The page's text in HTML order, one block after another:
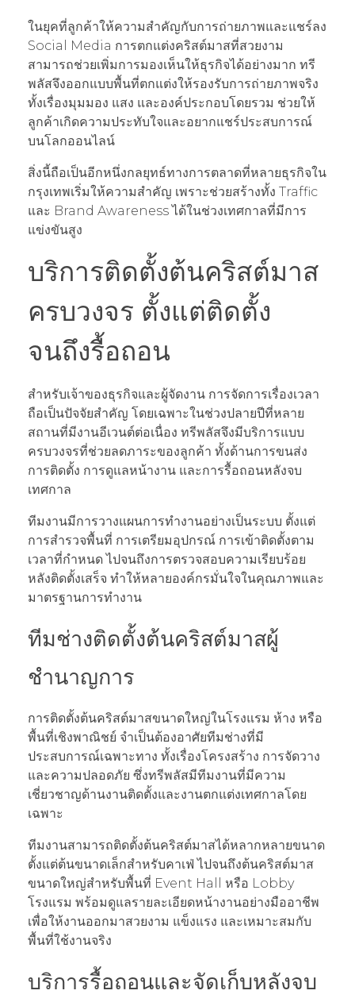
ในยุคที่ลูกค้าให้ความสำคัญกับการถ่ายภาพและแชร์ลง
Social Media การตกแต่งคริสต์มาสที่สวยงาม
สามารถช่วยเพิ่มการมองเห็นให้ธุรกิจได้อย่างมาก ทรี
พลัสจึงออกแบบพื้นที่ตกแต่งให้รองรับการถ่ายภาพจริง
ทั้งเรื่องมุมมอง แสง และองค์ประกอบโดยรวม ช่วยให้
ลูกค้าเกิดความประทับใจและอยากแชร์ประสบการณ์
บนโลกออนไลน์
สิ่งนี้ถือเป็นอีกหนึ่งกลยุทธ์ทางการตลาดที่หลายธุรกิจใน
กรุงเทพเริ่มให้ความสำคัญ เพราะช่วยสร้างทั้ง Traffic
และ Brand Awareness ได้ในช่วงเทศกาลที่มีการ
แข่งขันสูง
บริการติดตั้งต้นคริสต์มาส
ครบวงจร ตั้งแต่ติดตั้ง
จนถึงรื้อถอน
สำหรับเจ้าของธุรกิจและผู้จัดงาน การจัดการเรื่องเวลา
ถือเป็นปัจจัยสำคัญ โดยเฉพาะในช่วงปลายปีที่หลาย
สถานที่มีงานอีเวนต์ต่อเนื่อง ทรีพลัสจึงมีบริการแบบ
ครบวงจรที่ช่วยลดภาระของลูกค้า ทั้งด้านการขนส่ง
การติดตั้ง การดูแลหน้างาน และการรื้อถอนหลังจบ
เทศกาล
ทีมงานมีการวางแผนการทำงานอย่างเป็นระบบ ตั้งแต่
การสำรวจพื้นที่ การเตรียมอุปกรณ์ การเข้าติดตั้งตาม
เวลาที่กำหนด ไปจนถึงการตรวจสอบความเรียบร้อย
หลังติดตั้งเสร็จ ทำให้หลายองค์กรมั่นใจในคุณภาพและ
มาตรฐานการทำงาน
ทีมช่างติดตั้งต้นคริสต์มาสผู้
ชำนาญการ
การติดตั้งต้นคริสต์มาสขนาดใหญ่ในโรงแรม ห้าง หรือ
พื้นที่เชิงพาณิชย์ จำเป็นต้องอาศัยทีมช่างที่มี
ประสบการณ์เฉพาะทาง ทั้งเรื่องโครงสร้าง การจัดวาง
และความปลอดภัย ซึ่งทรีพลัสมีทีมงานที่มีความ
เชี่ยวชาญด้านงานติดตั้งและงานตกแต่งเทศกาลโดย
เฉพาะ
ทีมงานสามารถติดตั้งต้นคริสต์มาสได้หลากหลายขนาด
ตั้งแต่ต้นขนาดเล็กสำหรับคาเฟ่ ไปจนถึงต้นคริสต์มาส
ขนาดใหญ่สำหรับพื้นที่ Event Hall หรือ Lobby
โรงแรม พร้อมดูแลรายละเอียดหน้างานอย่างมืออาชีพ
เพื่อให้งานออกมาสวยงาม แข็งแรง และเหมาะสมกับ
พื้นที่ใช้งานจริง
บริการรื้อถอนและจัดเก็บหลังจบ